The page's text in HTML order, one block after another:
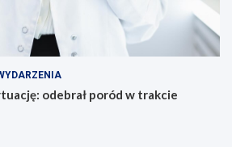
odebrał poród w trakcie